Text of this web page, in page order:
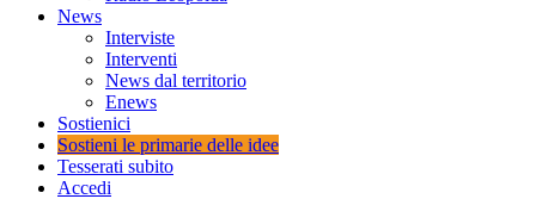
News
Interviste
Interventi
News dal territorio
Enews
Sostienici
Sostieni le primarie delle idee
Tesserati subito
Accedi